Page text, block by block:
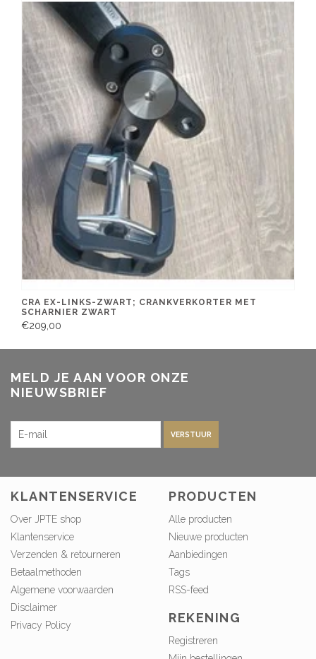
CRA EX-LINKS-ZWART; CRANKVERKORTER MET
SCHARNIER ZWART
€209,00
MELD JE AAN VOOR ONZE
NIEUWSBRIEF
VERSTUUR
KLANTENSERVICE
Over JPTE shop
Klantenservice
Verzenden & retourneren
Betaalmethoden
Algemene voorwaarden
Disclaimer
Privacy Policy
PRODUCTEN
Alle producten
Nieuwe producten
Aanbiedingen
Tags
RSS-feed
REKENING
Registreren